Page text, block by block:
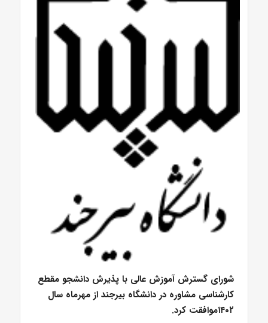
شورای گسترش آموزش عالی با پذیرش دانشجو مقطع
کارشناسی مشاوره در دانشگاه بیرجند از مهرماه سال
۱۴۰۲موافقت کرد.